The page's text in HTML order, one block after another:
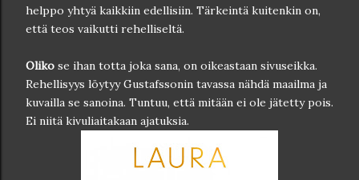
helppo yhtyä kaikkiin edellisiin. Tärkeintä kuitenkin on,
että teos vaikutti rehelliseltä.
Oliko se ihan totta joka sana, on oikeastaan sivuseikka.
Rehellisyys löytyy Gustafssonin tavassa nähdä maailma ja
kuvailla se sanoina. Tuntuu, että mitään ei ole jätetty pois.
Ei niitä kivuliaitakaan ajatuksia.